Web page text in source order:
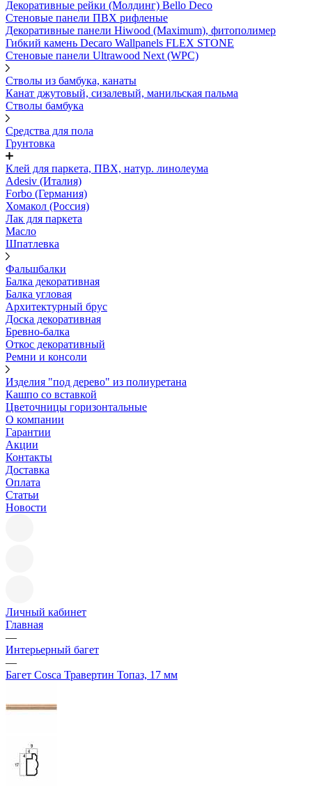
Декоративные рейки (Молдинг) Bello Deco
Стеновые панели ПВХ рифленые
Декоративные панели Hiwood (Maximum), фитополимер
Гибкий камень Decaro Wallpanels FLEX STONE
Стеновые панели Ultrawood Next (WPC)
Стволы из бамбука, канаты
Канат джутовый, сизалевый, манильская пальма
Стволы бамбука
Средства для пола
Грунтовка
Клей для паркета, ПВХ, натур. линолеума
Adesiv (Италия)
Forbo (Германия)
Хомакол (Россия)
Лак для паркета
Масло
Шпатлевка
Фальшбалки
Балка декоративная
Балка угловая
Архитектурный брус
Доска декоративная
Бревно-балка
Откос декоративный
Ремни и консоли
Изделия "под дерево" из полиуретана
Кашпо со вставкой
Цветочницы горизонтальные
О компании
Гарантии
Акции
Контакты
Доставка
Оплата
Статьи
Новости
Личный кабинет
Главная
—
Интерьерный багет
—
Багет Cosca Травертин Топаз, 17 мм